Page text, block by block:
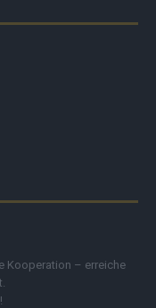
Kooperation – erreiche